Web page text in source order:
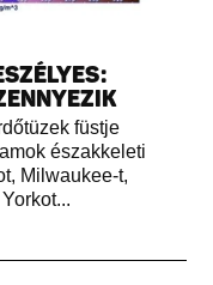
füstje
északkeleti
Milwaukee-t,